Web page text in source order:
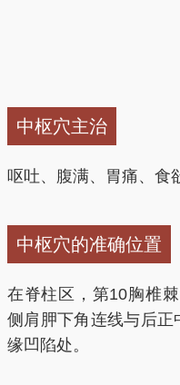
中枢穴主治
呕吐、腹满、胃痛、食
中枢穴的准确位置
在脊柱区，第10胸椎
侧肩胛下角连线与后
缘凹陷处。